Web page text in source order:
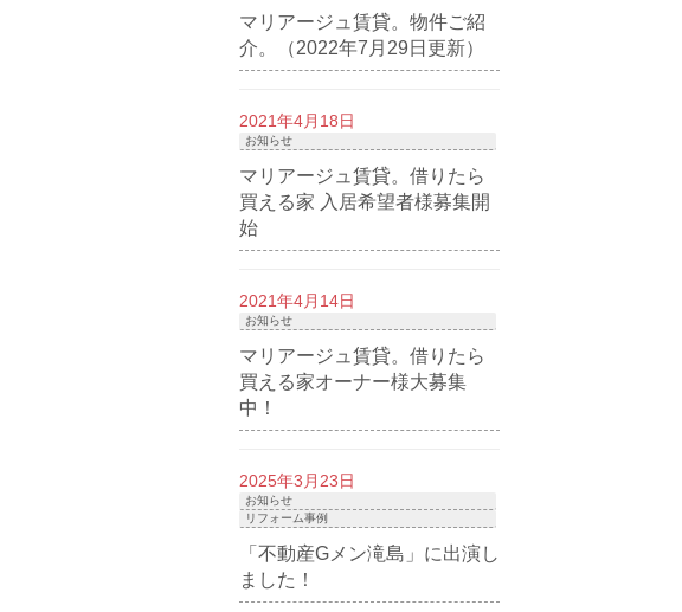
マリアージュ賃貸。物件ご紹
介。（2022年7月29日更新）
2021年4月18日
お知らせ
マリアージュ賃貸。借りたら
買える家 入居希望者様募集開
始
2021年4月14日
お知らせ
マリアージュ賃貸。借りたら
買える家オーナー様大募集
中！
2025年3月23日
お知らせ
リフォーム事例
「不動産Gメン滝島」に出演し
ました！